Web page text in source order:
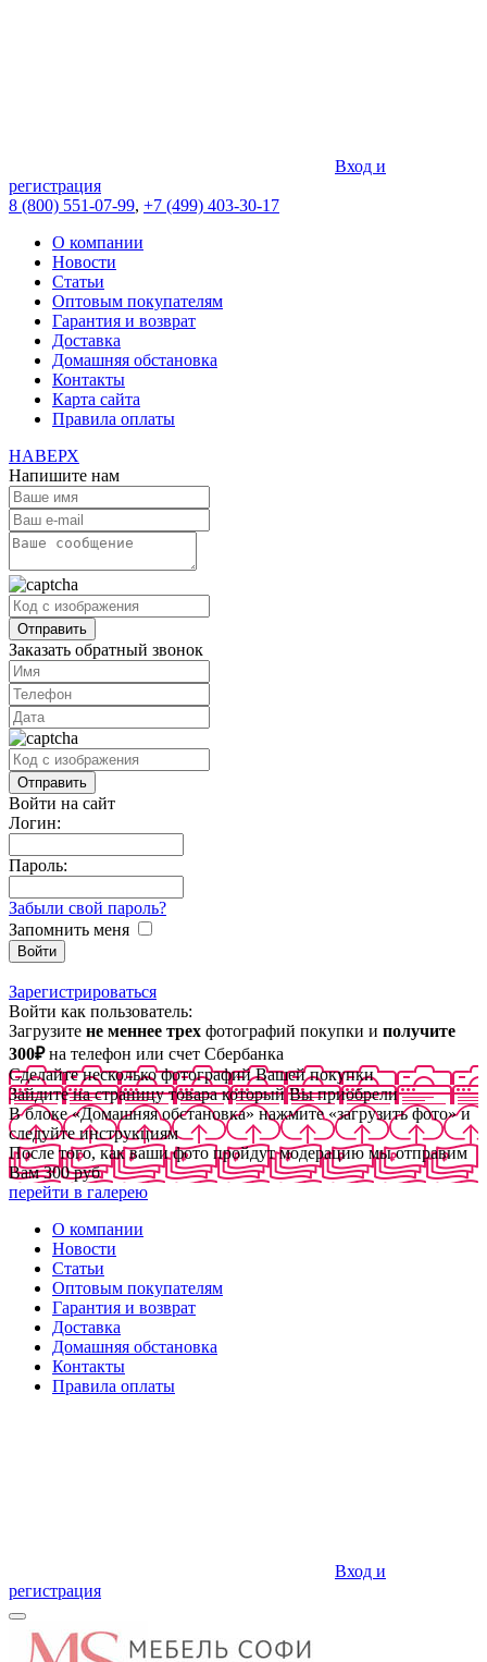
Вход и
регистрация
8 (800) 551-07-99, +7 (499) 403-30-17
О компании
Новости
Статьи
Оптовым покупателям
Гарантия и возврат
Доставка
Домашняя обстановка
Контакты
Карта сайта
Правила оплаты
НАВЕРХ
Напишите нам
Заказать обратный звонок
Войти на сайт
Логин:
Пароль:
Забыли свой пароль?
Запомнить меня
Зарегистрироваться
Войти как пользователь:
Загрузите не меннее трех фотографий покупки и получите
300₽на телефон или счет Сбербанка
Сделайте несколько фотографий Вашей покупки
Зайдите на страницу товара который Вы приобрели
В блоке «Домашняя обстановка» нажмите «загрузить фото» и
следуйте инструкциям
После того, как ваши фото пройдут модерацию мы отправим
Вам 300 руб
перейти в галерею
О компании
Новости
Статьи
Оптовым покупателям
Гарантия и возврат
Доставка
Домашняя обстановка
Контакты
Правила оплаты
Вход и
регистрация